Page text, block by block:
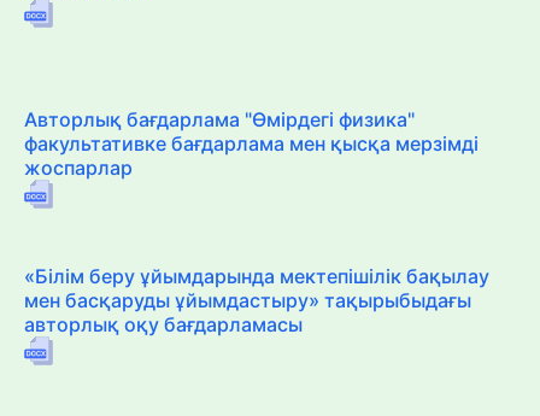
Авторлық бағдарлама "Өмірдегі физика"
факультативке бағдарлама мен қысқа мерзімді
жоспарлар
«Білім беру ұйымдарында мектепішілік бақылау
мен басқаруды ұйымдастыру» тақырыбыдағы
авторлық оқу бағдарламасы